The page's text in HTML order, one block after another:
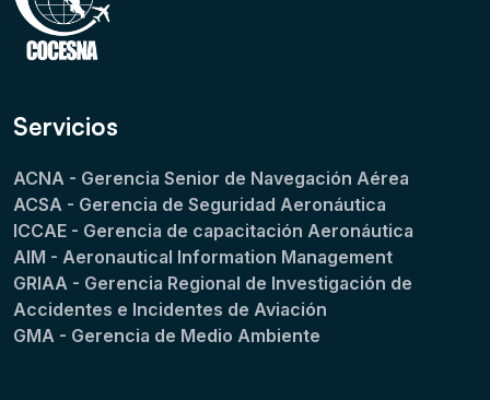
Servicios
ACNA - Gerencia Senior de Navegación Aérea
ACSA - Gerencia de Seguridad Aeronáutica
ICCAE - Gerencia de capacitación Aeronáutica
AIM - Aeronautical Information Management
GRIAA - Gerencia Regional de Investigación de
Accidentes e Incidentes de Aviación
GMA - Gerencia de Medio Ambiente